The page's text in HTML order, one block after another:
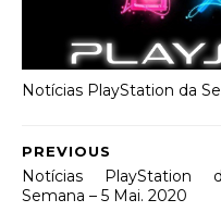
Notícias PlayStation da
PREVIOUS
Notícias PlayStation
Semana – 5 Mai. 2020